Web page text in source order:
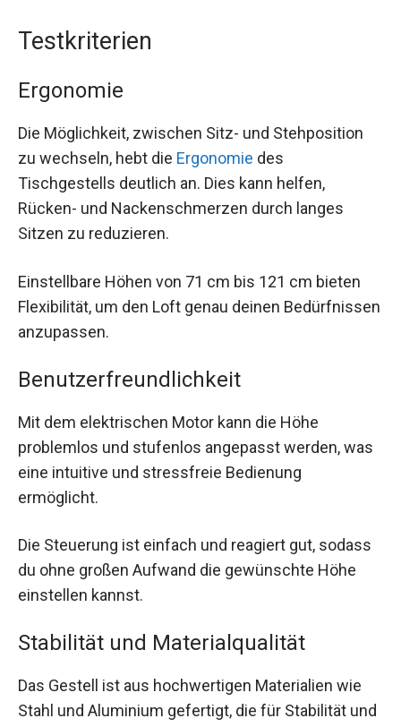
Testkriterien
Ergonomie
Die Möglichkeit, zwischen Sitz- und Stehposition
zu wechseln, hebt die Ergonomie des
Tischgestells deutlich an. Dies kann helfen,
Rücken- und Nackenschmerzen durch langes
Sitzen zu reduzieren.
Einstellbare Höhen von 71 cm bis 121 cm bieten
Flexibilität, um den Loft genau deinen Bedürfnissen
anzupassen.
Benutzerfreundlichkeit
Mit dem elektrischen Motor kann die Höhe
problemlos und stufenlos angepasst werden, was
eine intuitive und stressfreie Bedienung
ermöglicht.
Die Steuerung ist einfach und reagiert gut, sodass
du ohne großen Aufwand die gewünschte Höhe
einstellen kannst.
Stabilität und Materialqualität
Das Gestell ist aus hochwertigen Materialien wie
Stahl und Aluminium gefertigt, die für Stabilität und